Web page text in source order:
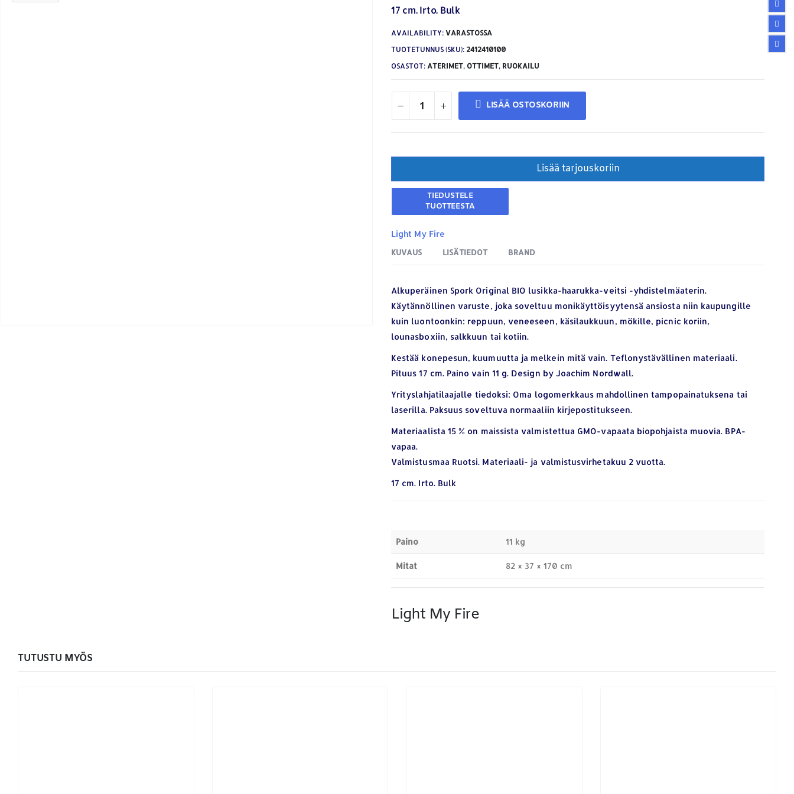
17 cm. Irto. Bulk
AVAILABILITY: VARASTOSSA
TUOTETUNNUS (SKU): 2412410100
OSASTOT: ATERIMET, OTTIMET, RUOKAILU
LISÄÄ OSTOSKORIIN
Lisää tarjouskoriin
Light My Fire
KUVAUS LISÄTIEDOT BRAND
Alkuperäinen Spork Original BIO lusikka-haarukka-veitsi -yhdistelmäaterin.
Käytännöllinen varuste, joka soveltuu monikäyttöisyytensä ansiosta niin kaupungille
kuin luontoonkin: reppuun, veneeseen, käsilaukkuun, mökille, picnic koriin,
lounasboxiin, salkkuun tai kotiin.
Kestää konepesun, kuumuutta ja melkein mitä vain. Teflonystävällinen materiaali.
Pituus 17 cm. Paino vain 11 g. Design by Joachim Nordwall.
Yrityslahjatilaajalle tiedoksi: Oma logomerkkaus mahdollinen tampopainatuksena tai
laserilla. Paksuus soveltuva normaaliin kirjepostitukseen.
Materiaalista 15 % on maissista valmistettua GMO-vapaata biopohjaista muovia. BPA-
vapaa.
Valmistusmaa Ruotsi. Materiaali- ja valmistusvirhetakuu 2 vuotta.
17 cm. Irto. Bulk
Paino 11 kg
Mitat 82 × 37 × 170 cm
Light My Fire
TUTUSTU MYÖS